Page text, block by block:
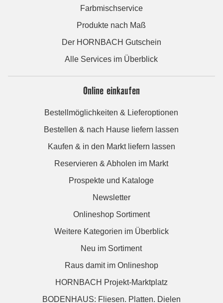
Farbmischservice
Produkte nach Maß
Der HORNBACH Gutschein
Alle Services im Überblick
Online einkaufen
Bestellmöglichkeiten & Lieferoptionen
Bestellen & nach Hause liefern lassen
Kaufen & in den Markt liefern lassen
Reservieren & Abholen im Markt
Prospekte und Kataloge
Newsletter
Onlineshop Sortiment
Weitere Kategorien im Überblick
Neu im Sortiment
Raus damit im Onlineshop
HORNBACH Projekt-Marktplatz
BODENHAUS: Fliesen. Platten. Dielen